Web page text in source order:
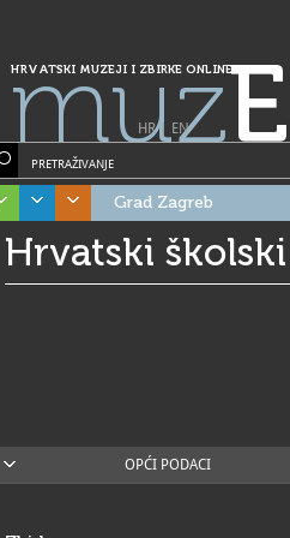
HRVATSKI MUZEJI I ZBIRKE ONLINE
muz
HR| EN
PRETRAŽIVANJE
Grad Zagreb
Hrvatski
OPĆI PODACI